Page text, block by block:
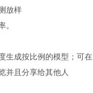
放样
。
生成按比例的模型；可在
并且分享给其他人